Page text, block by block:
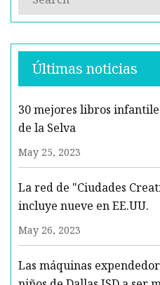
Últimas noticias
30 mejores libros
de la Selva
May 25, 2023
La red de "Ciudades
incluye nueve en EE.UU.
May 26, 2023
Las máquinas